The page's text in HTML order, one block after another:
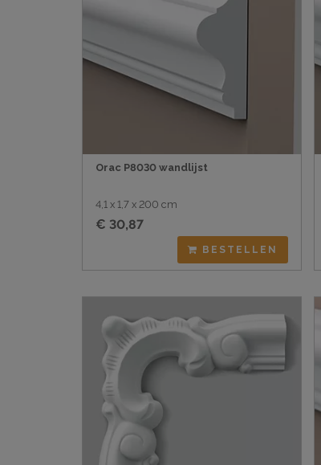
Orac P8030 wandlijst
4,1 x 1,7 x 200 cm
€ 30,87
BESTELLEN